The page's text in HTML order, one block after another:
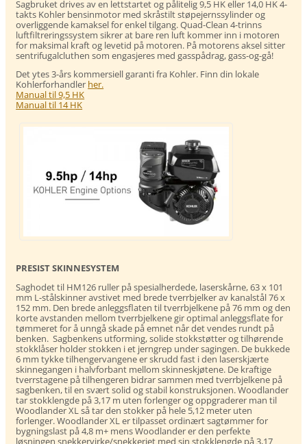
Sagbruket drives av en lettstartet og pålitelig 9,5 HK eller 14,0 HK 4-
takts Kohler bensinmotor med skråstilt støpejernssylinder og
overliggende kamaksel for enkel tilgang. Quad-Clean 4-trinns
luftfiltreringssystem sikrer at bare ren luft kommer inn i motoren
for maksimal kraft og levetid på motoren. På motorens aksel sitter
sentrifugalcluthen som engasjeres med gasspådrag, gass-og-gå!
Det ytes 3-års kommersiell garanti fra Kohler. Finn din lokale
Kohlerforhandler her.
Manual til 9,5 HK
Manual til 14 HK
PRESIST SKINNESYSTEM
Saghodet til HM126 ruller på spesialherdede, laserskårne, 63 x 101
mm L-stålskinner avstivet med brede tverrbjelker av kanalstål 76 x
152 mm. Den brede anleggsflaten til tverrbjelkene på 76 mm og den
korte avstanden mellom tverrbjelkene gir optimal anleggsflate for
tømmeret for å unngå skade på emnet når det vendes rundt på
benken. Sagbenkens utforming, solide stokkstøtter og tilhørende
stokklåser holder stokken i et jerngrep under sagingen. De bukkede
6 mm tykke tilhengervangene er skrudd fast i den laserskjærte
skinnegangen i halvforbant mellom skinneskjøtene. De kraftige
tverrstagene på tilhengeren bidrar sammen med tverrbjelkene på
sagbenken, til en svært solid og stabil konstruksjonen. Woodlander
tar stokklengde på 3,17 m uten forlenger og oppgraderer man til
Woodlander XL så tar den stokker på hele 5,12 meter uten
forlenger. Woodlander XL er tilpasset ordinært sagtømmer for
bygningslast på 4,8 m+ mens Woodlander er den perfekte
løsningen snekkervirke/snekkeriet med sin stokklengde på 3,17